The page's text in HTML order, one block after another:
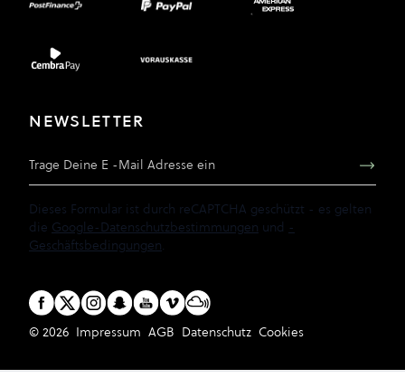
NEWSLETTER
Dieses Formular ist durch reCAPTCHA geschützt - es gelten
die Google-Datenschutzbestimmungen und -
Geschäftsbedingungen.
© 2026 Impressum AGB Datenschutz Cookies